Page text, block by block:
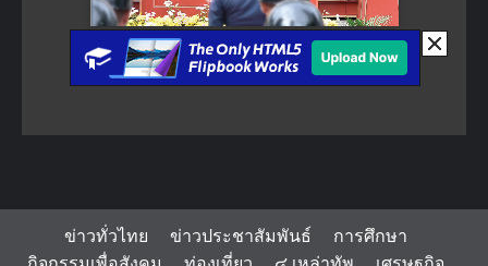
ข่าวทั่วไทย ข่าวประชาสัมพันธ์
การศึกษา